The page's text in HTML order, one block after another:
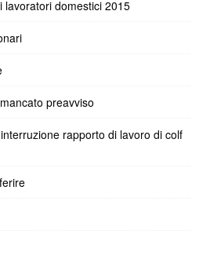
lavoratori domestici 2015
preavviso
rapporto di lavoro di colf